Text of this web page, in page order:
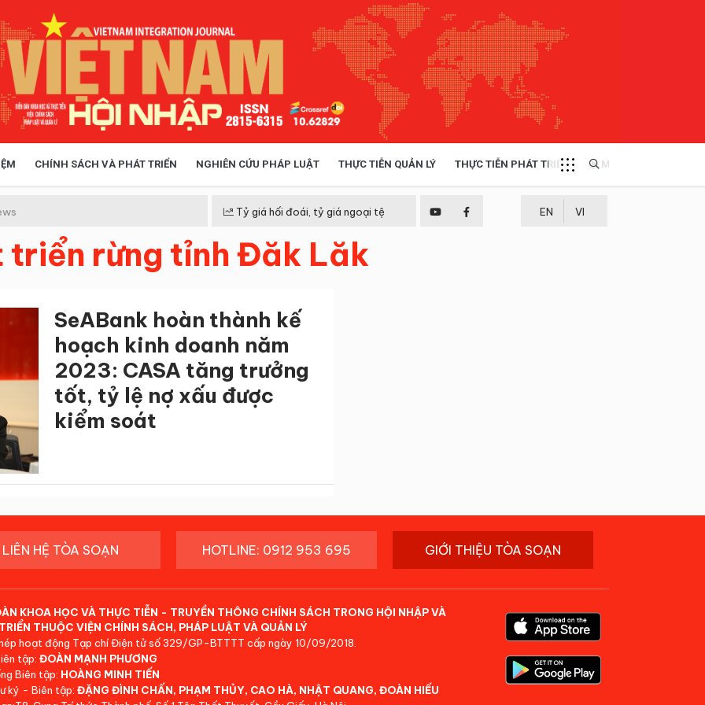
CHÍNH SÁCH VÀ PHÁT TRIỂN NGHIÊN CỨU PHÁP LUẬT THỰC TIỄN QUẢN LÝ THỰC TIỄN PHÁT TRIỂN MULTIMEDIA
Tỷ giá hối đoái, tỷ giá ngoại tệ EN VI
triển rừng tỉnh Đăk Lăk
SeABank hoàn thành kế
hoạch kinh doanh năm
2023: CASA tăng trưởng
tốt, tỷ lệ nợ xấu được
kiểm soát
LIÊN HỆ TÒA SOẠN HOTLINE: 0912 953 695 GIỚI THIỆU TÒA SOẠN
KHOA HỌC VÀ THỰC TIỄN - TRUYỀN THÔNG CHÍNH SÁCH TRONG HỘI NHẬP VÀ
THUỘC VIỆN CHÍNH SÁCH, PHÁP LUẬT VÀ QUẢN LÝ
hoạt động Tạp chí Điện tử số 329/GP-BTTTT cấp ngày 10/09/2018.
tập: ĐOÀN MẠNH PHƯƠNG
Biên tập: HOÀNG MINH TIẾN
ký - Biên tập: ĐẶNG ĐÌNH CHẤN, PHẠM THỦY, CAO HÀ, NHẬT QUANG, ĐOÀN HIẾU